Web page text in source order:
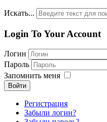
Искать...
Login To Your Account
Логин
Пароль
Запомнить меня
Войти
Регистрация
Забыли логин?